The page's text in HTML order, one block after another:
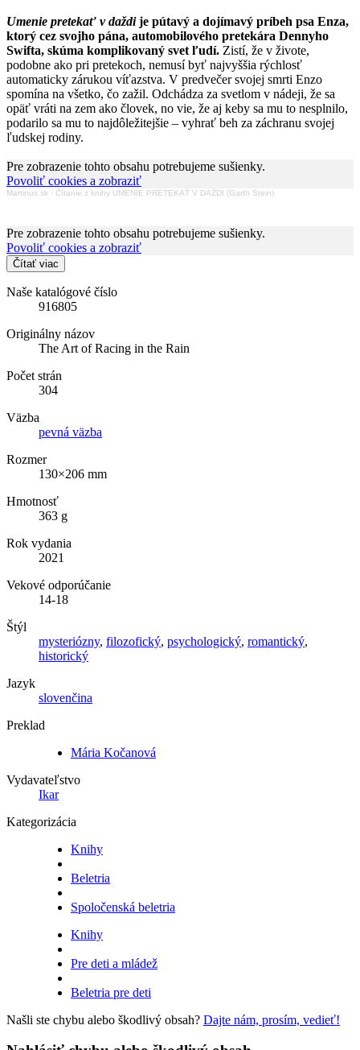
Umenie pretekať v daždije pútavý a dojímavý príbeh psa Enza,
ktorý cez svojho pána, automobilového pretekára Dennyho
Swifta, skúma komplikovaný svet ľudí. Zistí, že v živote,
podobne ako pri pretekoch, nemusí byť najvyššia rýchlosť
automaticky zárukou víťazstva. V predvečer svojej smrti Enzo
spomína na všetko, čo zažil. Odchádza za svetlom v nádeji, že sa
opäť vráti na zem ako človek, no vie, že aj keby sa mu to nesplnilo,
podarilo sa mu to najdôležitejšie – vyhrať beh za záchranu svojej
ľudskej rodiny.
Pre zobrazenie tohto obsahu potrebujeme sušienky.
Povoliť cookies a zobraziť
Martinus.sk · Čítanie z knihy UMENIE PRETEKAŤ V DAŽDI (Garth Stein)
Pre zobrazenie tohto obsahu potrebujeme sušienky.
Povoliť cookies a zobraziť
Čítať viac
Naše katalógové číslo
916805
Originálny názov
The Art of Racing in the Rain
Počet strán
304
Väzba
pevná väzba
Rozmer
130×206 mm
Hmotnosť
363 g
Rok vydania
2021
Vekové odporúčanie
14-18
Štýl
mysteriózny, filozofický, psychologický, romantický,
historický
Jazyk
slovenčina
Preklad
Mária Kočanová
Vydavateľstvo
Ikar
Kategorizácia
Knihy
Beletria
Spoločenská beletria
Knihy
Pre deti a mládež
Beletria pre deti
Našli ste chybu alebo škodlivý obsah? Dajte nám, prosím, vedieť!